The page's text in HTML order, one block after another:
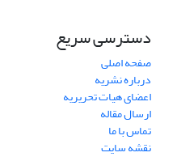
دسترسی سریع
صفحه اصلی
درباره نشریه
اعضای هیات تحریریه
ارسال مقاله
تماس با ما
نقشه سایت